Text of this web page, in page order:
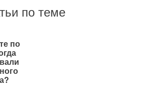
по теме
по